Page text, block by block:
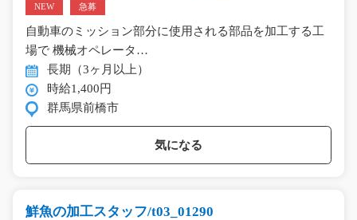
NEW 急募
自動車のミッション部分に使用される部品を加工する工
場で 機械オペレータ…
長期（3ヶ月以上）
時給1,400円
群馬県前橋市
気になる
鮮魚の加工スタッフ/t03_01290